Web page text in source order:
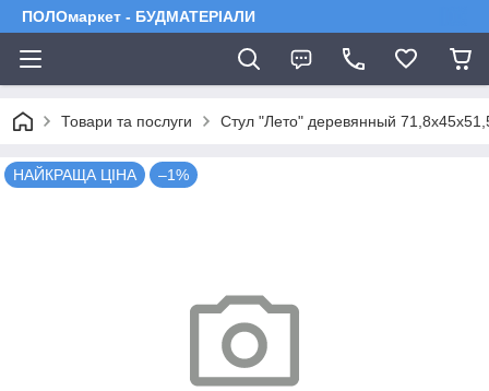
ПОЛОмаркет - БУДМАТЕРІАЛИ
Товари та послуги Стул "Лето" деревянный
НАЙКРАЩА ЦІНА –1%